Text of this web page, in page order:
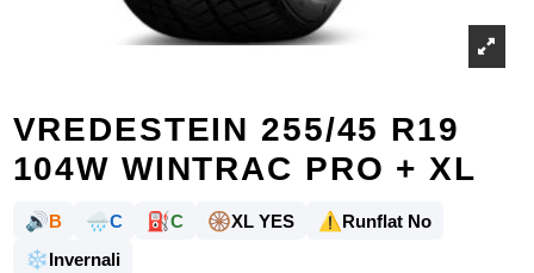
VREDESTEIN 255/45 R19
104W WINTRAC PRO + XL
🔊B 🌧️C ⛽C 🛞XL YES ⚠️Runflat No
❄️Invernali